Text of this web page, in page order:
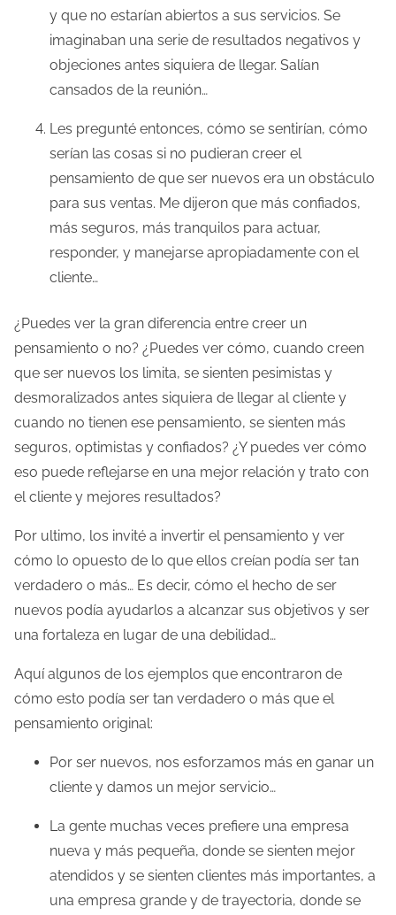
y que no estarían abiertos a sus servicios. Se
imaginaban una serie de resultados negativos y
objeciones antes siquiera de llegar. Salían
cansados de la reunión…
Les pregunté entonces, cómo se sentirían, cómo
serían las cosas si no pudieran creer el
pensamiento de que ser nuevos era un obstáculo
para sus ventas. Me dijeron que más confiados,
más seguros, más tranquilos para actuar,
responder, y manejarse apropiadamente con el
cliente…
¿Puedes ver la gran diferencia entre creer un
pensamiento o no? ¿Puedes ver cómo, cuando creen
que ser nuevos los limita, se sienten pesimistas y
desmoralizados antes siquiera de llegar al cliente y
cuando no tienen ese pensamiento, se sienten más
seguros, optimistas y confiados? ¿Y puedes ver cómo
eso puede reflejarse en una mejor relación y trato con
el cliente y mejores resultados?
Por ultimo, los invité a invertir el pensamiento y ver
cómo lo opuesto de lo que ellos creían podía ser tan
verdadero o más… Es decir, cómo el hecho de ser
nuevos podía ayudarlos a alcanzar sus objetivos y ser
una fortaleza en lugar de una debilidad…
Aquí algunos de los ejemplos que encontraron de
cómo esto podía ser tan verdadero o más que el
pensamiento original:
Por ser nuevos, nos esforzamos más en ganar un
cliente y damos un mejor servicio…
La gente muchas veces prefiere una empresa
nueva y más pequeña, donde se sienten mejor
atendidos y se sienten clientes más importantes, a
una empresa grande y de trayectoria, donde se